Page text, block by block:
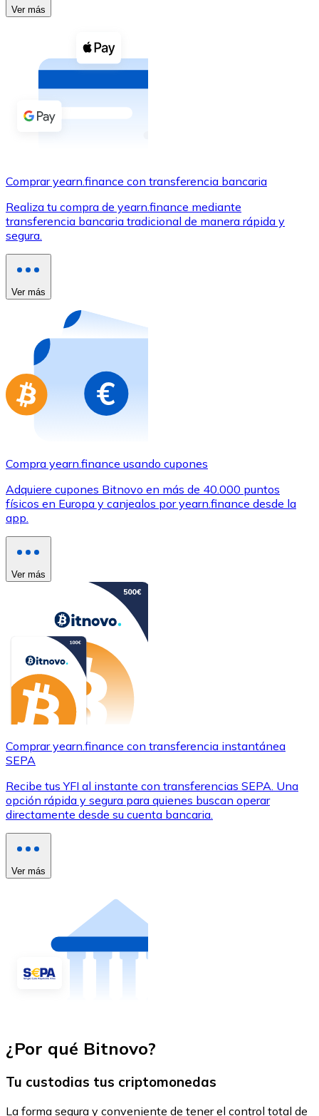
Ver todo
Compra criptomonedas con efectivo en tu tienda más
Comprar con efectivo
Transferencia SEPA
Tarjeta de crédito / débito
Utiliza tarjetas Visa y Mastercard para comprar
Comprar con tarjeta
Tienda - Tarjetas regalo
Nuevo
Compra tarjetas regalo de tus marcas favoritas con
Ir a la tienda de tarjetas regalo
Ver más
Comprar yearn.finance con transferencia bancaria
Realiza tu compra de yearn.finance mediante
transferencia bancaria tradicional de manera rápida y
segura.
Ver más
Compra yearn.finance usando cupones
Adquiere cupones Bitnovo en más de 40.000 puntos
físicos en Europa y canjealos por yearn.finance desde la
app.
Ver más
Comprar yearn.finance con transferencia instantánea
SEPA
Recibe tus YFI al instante con transferencias SEPA. Una
opción rápida y segura para quienes buscan operar
directamente desde su cuenta bancaria.
Ver más
¿Por qué Bitnovo?
Tu custodias tus criptomonedas
La forma segura y conveniente de tener el control total de